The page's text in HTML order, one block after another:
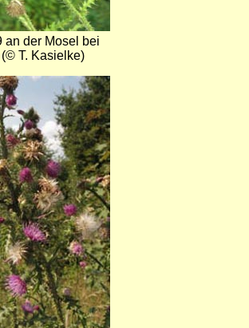
an der Mosel bei
T. Kasielke)